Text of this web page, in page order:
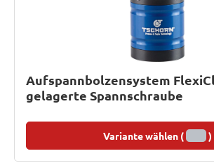
Aufspannbolzensystem
gelagerte Spannschraube
Variante wählen ( )